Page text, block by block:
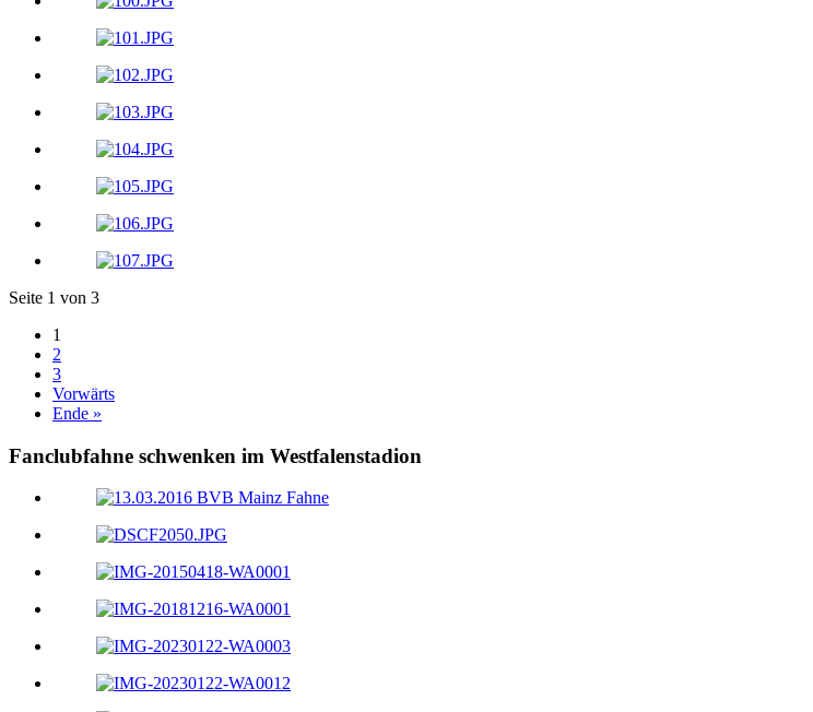
Seite 1 von 3
1
2
3
Vorwärts
Ende »
Fanclubfahne schwenken im Westfalenstadion